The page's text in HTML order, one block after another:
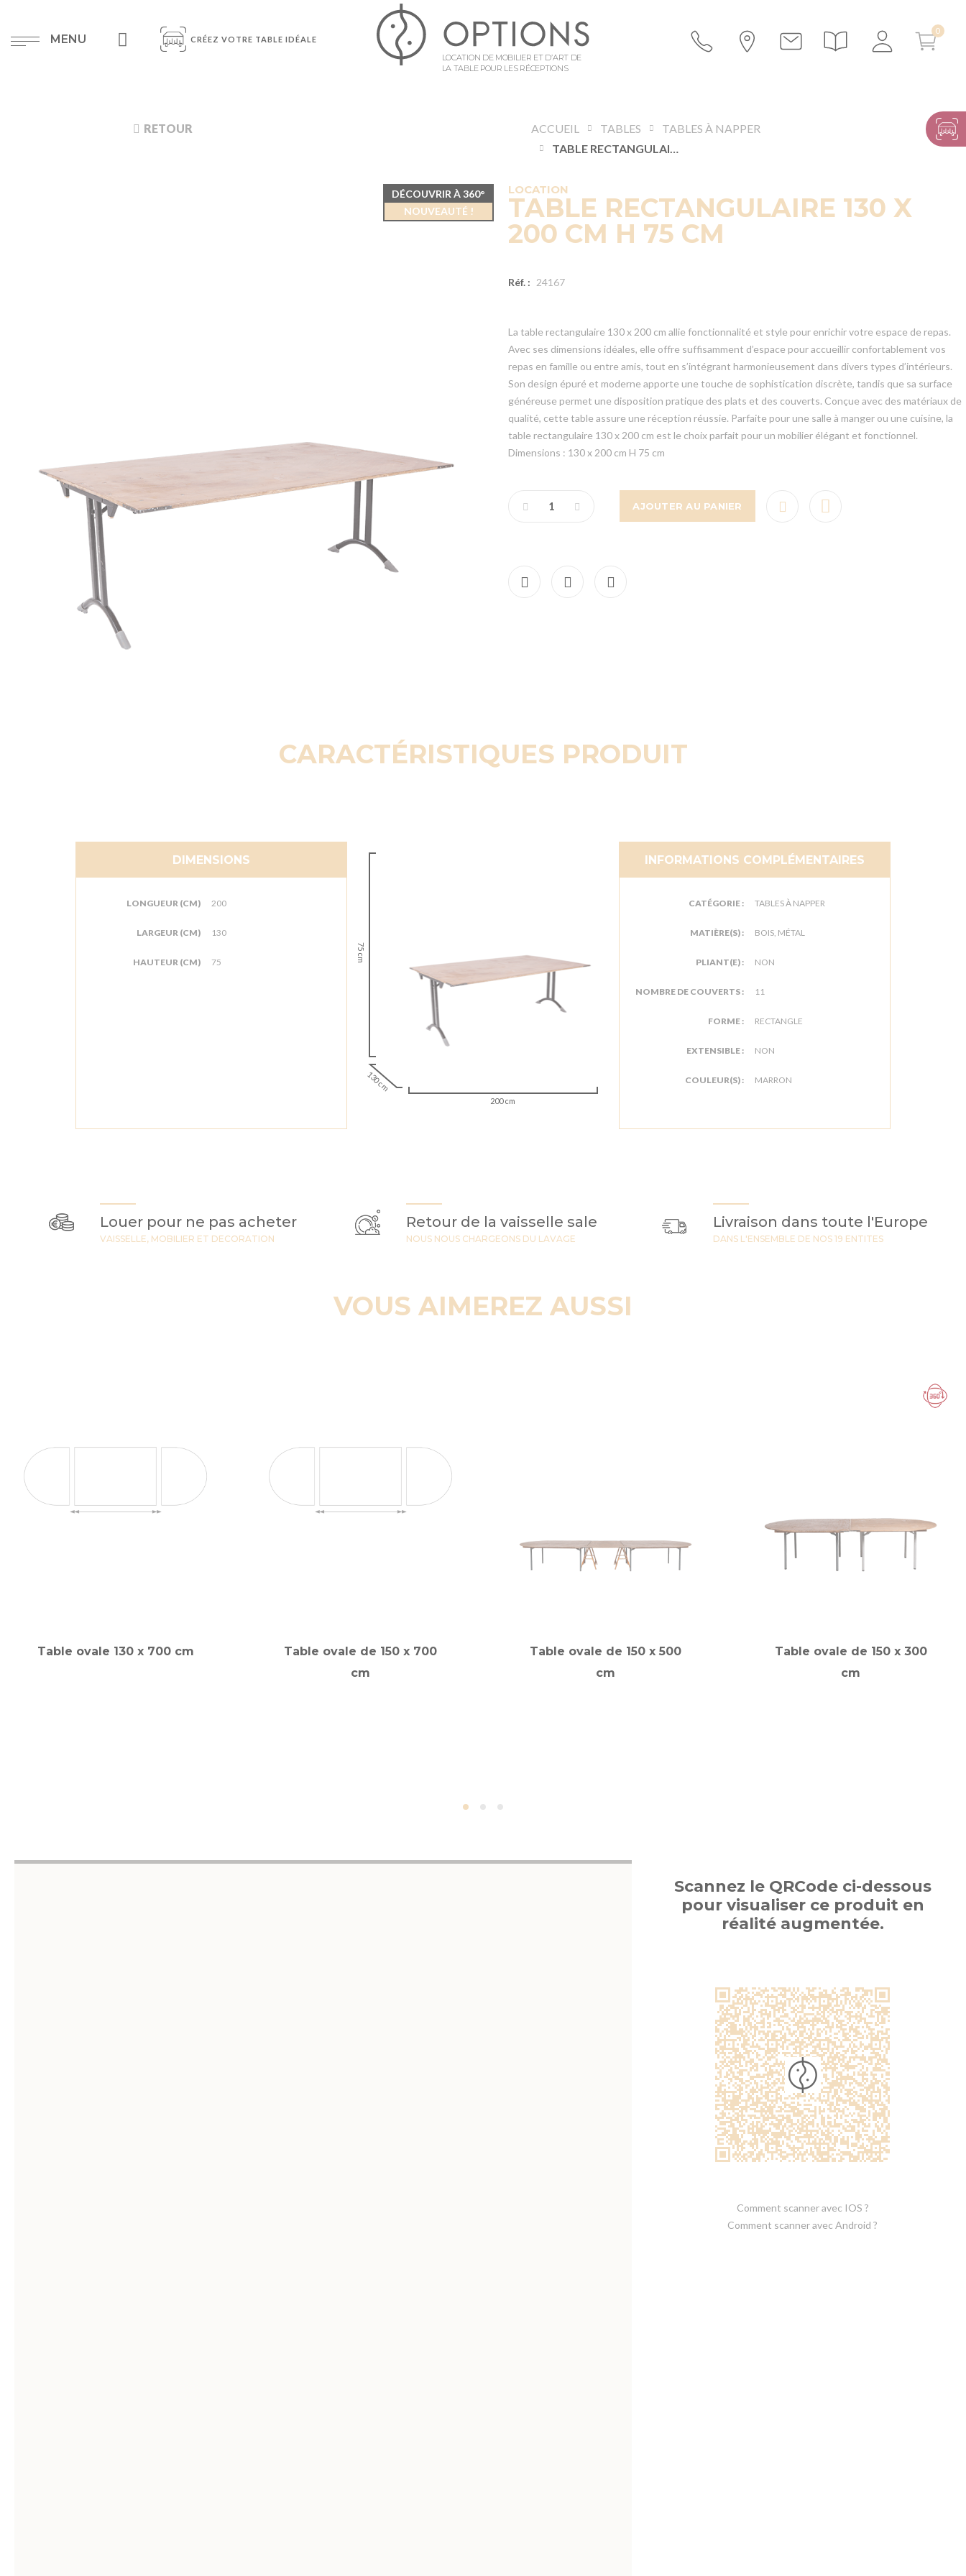
MENU CRÉEZ VOTRE TABLE IDÉALE
LOCATION DE MOBILIER ET D’ART DE
LA TABLE POUR LES RÉCEPTIONS
RETOUR ACCUEIL TABLES
TABLES À NAPPER
TABLE RECTANGULAIRE 130 X 200 CM H 75 CM
LOCATION
TABLE RECTANGULAIRE 130 X
200 CM H 75 CM
Réf. : 24167
La table rectangulaire 130 x 200 cm allie fonctionnalité et style pour enrichir votre espace de repas.
Avec ses dimensions idéales, elle offre suffisamment d’espace pour accueillir confortablement vos
repas en famille ou entre amis, tout en s’intégrant harmonieusement dans divers types d’intérieurs.
Son design épuré et moderne apporte une touche de sophistication discrète, tandis que sa surface
généreuse permet une disposition pratique des plats et des couverts. Conçue avec des matériaux de
qualité, cette table assure une réception réussie. Parfaite pour une salle à manger ou une cuisine, la
table rectangulaire 130 x 200 cm est le choix parfait pour un mobilier élégant et fonctionnel.
Dimensions : 130 x 200 cm H 75 cm
AJOUTER AU PANIER
DÉCOUVRIR À 360°
NOUVEAUTÉ !
CARACTÉRISTIQUES PRODUIT
DIMENSIONS
LONGUEUR (CM) 200
LARGEUR (CM) 130
HAUTEUR (CM) 75 75 cm
130 cm
200 cm
INFORMATIONS COMPLÉMENTAIRES
CATÉGORIE : TABLES À NAPPER
MATIÈRE(S) : BOIS, MÉTAL
PLIANT(E) : NON
NOMBRE DE COUVERTS : 11
FORME : RECTANGLE
EXTENSIBLE : NON
COULEUR(S) : MARRON
Louer pour ne pas acheter
VAISSELLE, MOBILIER ET DECORATION
Retour de la vaisselle sale
NOUS NOUS CHARGEONS DU LAVAGE
Livraison dans toute l'Europe
DANS L'ENSEMBLE DE NOS 19 ENTITES
VOUS AIMEREZ AUSSI
Table ovale 130 x 700 cm
Table ovale de 150 x 700
cm
Table ovale de 150 x 500
cm
Table ovale de 150 x 300
cm
Scannez le QRCode ci-dessous
pour visualiser ce produit en
réalité augmentée.
Comment scanner avec IOS ?
Comment scanner avec Android ?